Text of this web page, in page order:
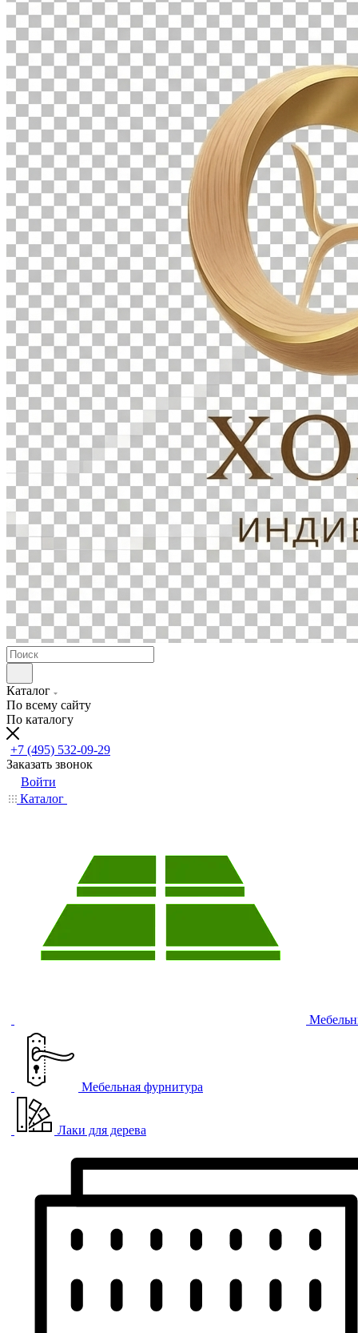
Каталог
По всему сайту
По каталогу
+7 (495) 532-09-29
Заказать звонок
Войти
Каталог
Мебельная фурнитура
Лаки для дерева